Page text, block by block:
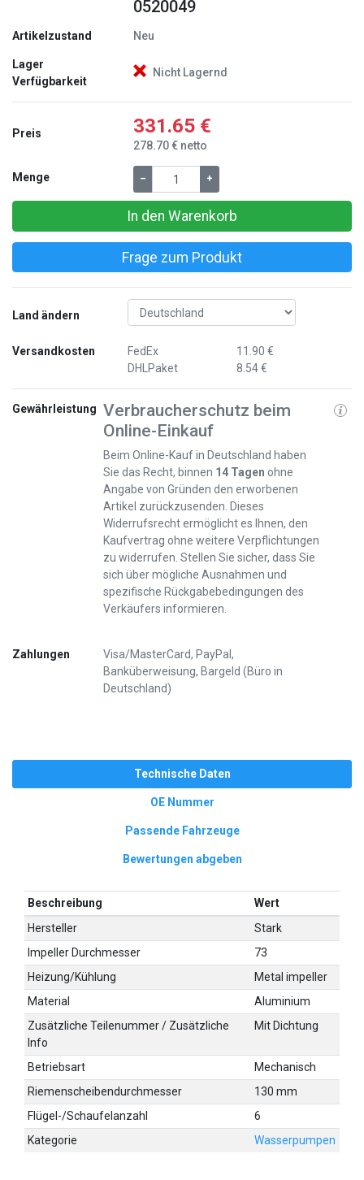
0520049
Artikelzustand Neu
Lager
Verfügbarkeit
Nicht Lagernd
Preis 331.65 €
278.70 € netto
Menge – +
In den Warenkorb
Frage zum Produkt
Land ändern
Versandkosten
FedEx
DHLPaket
11.90 €
8.54 €
Gewährleistung Verbraucherschutz beim
Online-Einkauf
Beim Online-Kauf in Deutschland haben
Sie das Recht, binnen 14 Tagen ohne
Angabe von Gründen den erworbenen
Artikel zurückzusenden. Dieses
Widerrufsrecht ermöglicht es Ihnen, den
Kaufvertrag ohne weitere Verpflichtungen
zu widerrufen. Stellen Sie sicher, dass Sie
sich über mögliche Ausnahmen und
spezifische Rückgabebedingungen des
Verkäufers informieren.
Zahlungen
Visa/MasterCard, PayPal,
Banküberweisung, Bargeld (Büro in
Deutschland)
Technische Daten
OE Nummer
Passende Fahrzeuge
Bewertungen abgeben
Beschreibung
Wert
Hersteller
Stark
Impeller Durchmesser
73
Heizung/Kühlung
Metal impeller
Material
Aluminium
Zusätzliche Teilenummer / Zusätzliche
Info
Mit Dichtung
Betriebsart
Mechanisch
Riemenscheibendurchmesser
130 mm
Flügel-/Schaufelanzahl
6
Kategorie
Wasserpumpen